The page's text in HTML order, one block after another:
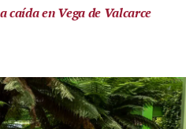
caída en Vega de Valcarce